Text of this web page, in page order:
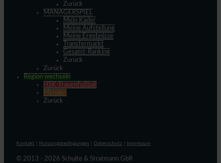
Zurück
MANAGERSPIEL
Mein Kader
Meine Aufstellung
Meine Ergebnisse
Transfermarkt
Gesamt-Ranking
Zurück
Zurück
Region wechseln
HSK-Frauenfußball
Menden
Zurück
Kontakt Nutzungsbedingungen Datenschutz Impressum
© 2013 - 2026 Schulte & Stratmann GbR